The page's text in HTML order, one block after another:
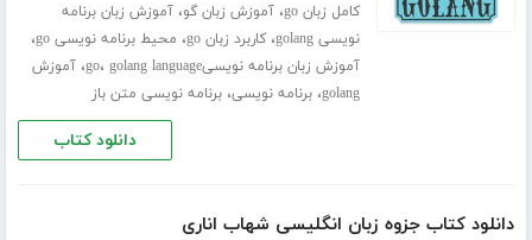
کامل زبان go
،آموزش زبان گو،آموزش زبان برنامه
نویسی golang
،کاربرد زبان go ، محیط برنامه نویسی go ،
آموزش زبان برنامه نویسیgo ، golang language ،آموزش
golang،برنامه نویسی،برنامه نویسی متن باز
دانلود کتاب
دانلود کتاب جزوه زبان انگلیسی شهاب اناری